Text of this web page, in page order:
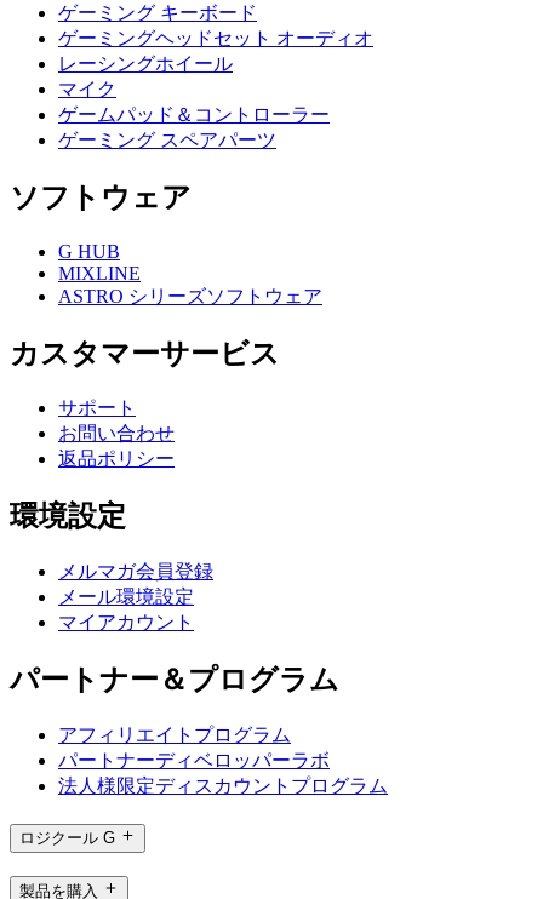
ゲーミング キーボード
ゲーミングヘッドセット オーディオ
レーシングホイール
マイク
ゲームパッド＆コントローラー
ゲーミング スペアパーツ
ソフトウェア
G HUB
MIXLINE
ASTRO シリーズソフトウェア
カスタマーサービス
サポート
お問い合わせ
返品ポリシー
環境設定
メルマガ会員登録
メール環境設定
マイアカウント
パートナー＆プログラム
アフィリエイトプログラム
パートナーディベロッパーラボ
法人様限定ディスカウントプログラム
ロジクール G
製品を購入